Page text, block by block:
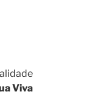
Viva